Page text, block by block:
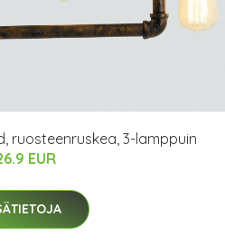
ruosteenruskea, 3-lamppuin
EUR